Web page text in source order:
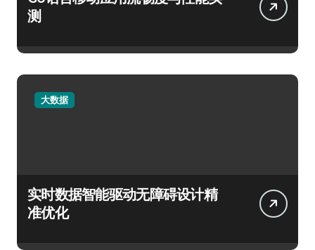
测
大数据
实时数据智能驱动无障碍设计精
准优化